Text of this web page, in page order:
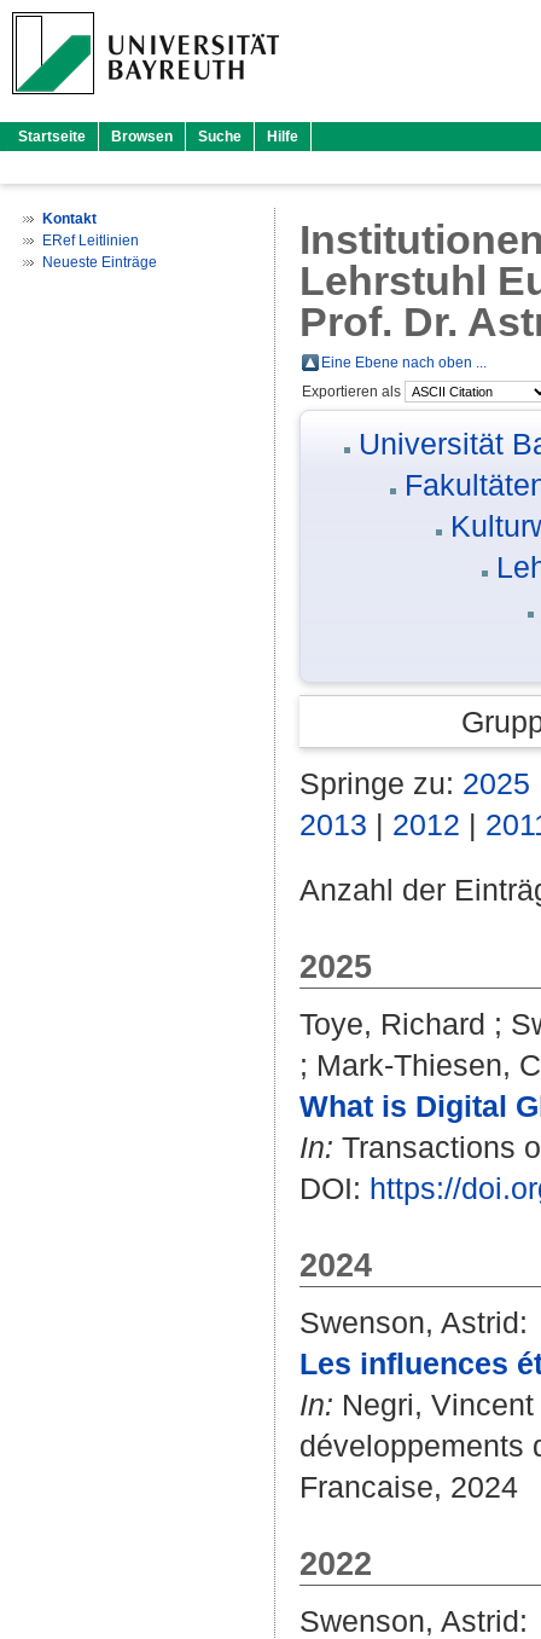
Startseite Browsen Suche Hilfe
Kontakt
ERef Leitlinien
Neueste Einträge
Lehrstuhl
Prof. Dr.
Eine Ebene nach oben ...
Exportieren als
Universität
Springe zu: 2025
2013 | 2012 |
Anzahl der
2025
Toye, Richard ;
; Mark-Thiesen,
What is Digital
In: Transactions
DOI: https://
2024
Swenson, Astrid:
Les influences
In: Negri, Vincent
développements
Francaise, 2024
2022
Swenson, Astrid: